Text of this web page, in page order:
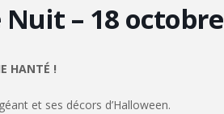
– 18 octobre
HANTÉ !
et ses décors d’Halloween.